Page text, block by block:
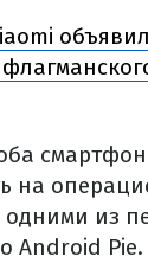
на
из
Android Pie.